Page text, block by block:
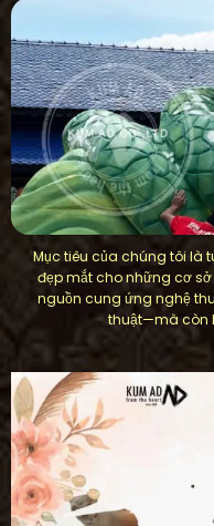
Mục tiêu của chúng tôi là
đẹp mắt cho những cơ
nguồn cung ứng nghệ
thuật—mà còn